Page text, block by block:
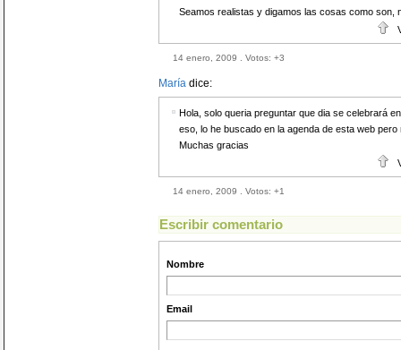
Seamos realistas y digamos las cosas como son,
14 enero, 2009 . Votos: +3
María dice:
Hola, solo queria preguntar que dia se celebrará
eso, lo he buscado en la agenda de esta web
Muchas gracias
14 enero, 2009 . Votos: +1
Escribir comentario
Nombre
Email